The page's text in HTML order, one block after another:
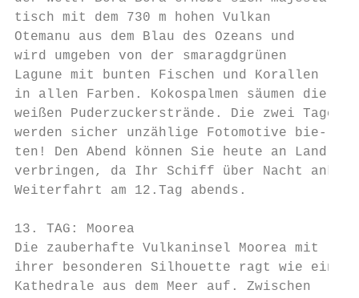
tisch mit dem 730 m hohen Vulkan
Otemanu aus dem Blau des Ozeans und
wird umgeben von der smaragdgrünen
Lagune mit bunten Fischen und Korallen
in allen Farben. Kokospalmen säumen die
weißen Puderzuckerstrände. Die zwei Tage
werden sicher unzählige Fotomotive bie-
ten! Den Abend können Sie heute an Land
verbringen, da Ihr Schiff über Nacht
Weiterfahrt am 12.Tag abends.
13. TAG: Moorea
Die zauberhafte Vulkaninsel Moorea mit
ihrer besonderen Silhouette ragt wie eine
Kathedrale aus dem Meer auf. Zwischen